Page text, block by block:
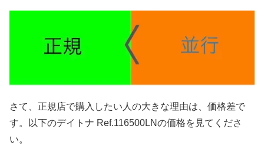
さて、正規店で購入したい人の大きな理由は、価格差で
す。以下のデイトナ Ref.116500LNの価格を見てくださ
い。